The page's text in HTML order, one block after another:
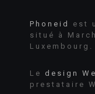
Phoneid
est
situé à
Luxembourg.
Le design
prestataire